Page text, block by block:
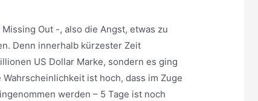
Out -, also die Angst, etwas zu
Denn innerhalb kürzester Zeit
US Dollar Marke, sondern es ging
ist hoch, dass im Zuge
werden – 5 Tage ist noch